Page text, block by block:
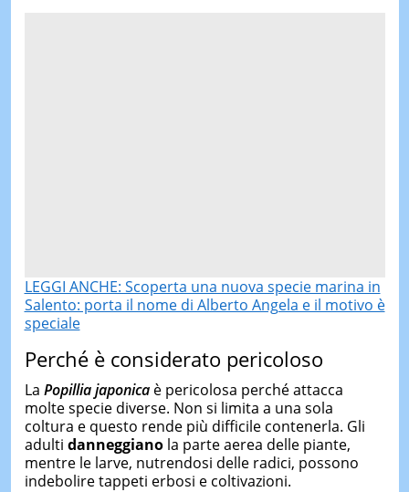
LEGGI ANCHE: Scoperta una nuova specie marina in
Salento: porta il nome di Alberto Angela e il motivo è
speciale
Perché è considerato pericoloso
La Popillia japonicaè pericolosa perché attacca
molte specie diverse. Non si limita a una sola
coltura e questo rende più difficile contenerla. Gli
adulti danneggianola parte aerea delle piante,
mentre le larve, nutrendosi delle radici, possono
indebolire tappeti erbosi e coltivazioni.